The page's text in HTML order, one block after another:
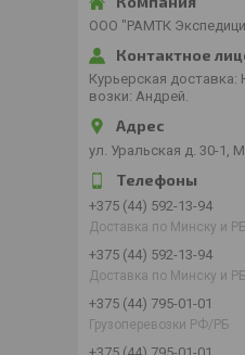
ООО "РАМТК
Курьерская доставка:
возки: Андрей.
ул. Уральская д. 30-1,
+375 (44) 592-13-94
Доставка по Минску и РБ
+375 (44) 592-13-94
Доставка по Минску и РБ
+375 (44) 795-01-01
Грузоперевозки РФ/РБ